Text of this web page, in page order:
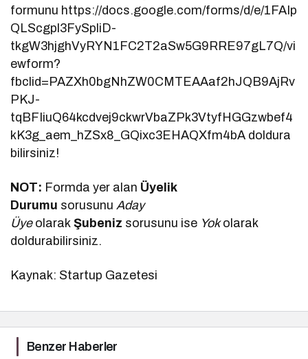
formunu https://docs.google.com/forms/d/e/1FAIp
QLScgpl3FySpliD-
tkgW3hjghVyRYN1FC2T2aSw5G9RRE97gL7Q/vi
ewform?
fbclid=PAZXh0bgNhZW0CMTEAAaf2hJQB9AjRv
PKJ-
tqBFIiuQ64kcdvej9ckwrVbaZPk3VtyfHGGzwbef4
kK3g_aem_hZSx8_GQixc3EHAQXfm4bA doldura
bilirsiniz!
NOT: Formda yer alan Üyelik
Durumu sorusunu Aday
ÜyeolarakŞubeniz sorusunu ise Yokolarak
doldurabilirsiniz.
Kaynak: Startup Gazetesi
Benzer Haberler